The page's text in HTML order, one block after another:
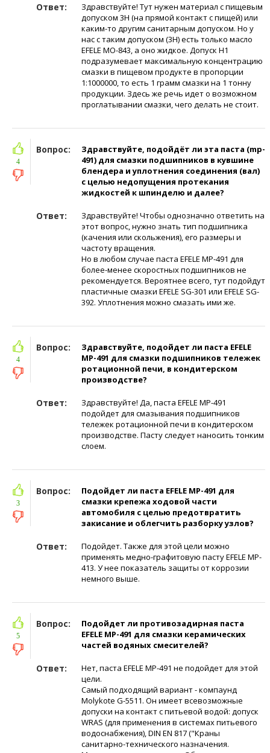
Ответ:
Здравствуйте! Тут нужен материал с пищевым
допуском 3Н (на прямой контакт с пищей) или
каким-то другим санитарным допуском. Но у
нас с таким допуском (3H) есть только масло
EFELE МО-843, а оно жидкое. Допуск Н1
подразумевает максимальную концентрацию
смазки в пищевом продукте в пропорции
1:1000000, то есть 1 грамм смазки на 1 тонну
продукции. Здесь же речь идет о возможном
проглатывании смазки, чего делать не стоит.
Вопрос:
Здравствуйте, подойдёт ли эта паста (mp-
491) для смазки подшипников в кувшине
блендера и уплотнения соединения (вал)
с целью недопущения протекания
жидкостей к шпинделю и далее?
Ответ:
Здравствуйте! Чтобы однозначно ответить на
этот вопрос, нужно знать тип подшипника
(качения или скольжения), его размеры и
частоту вращения.
Но в любом случае паста EFELE МР-491 для
более-менее скоростных подшипников не
рекомендуется. Вероятнее всего, тут подойдут
пластичные смазки EFELE SG-301 или EFELE SG-
392. Уплотнения можно смазать ими же.
4
Вопрос:
Здравствуйте, подойдет ли паста EFELE
MP-491 для смазки подшипников тележек
ротационной печи, в кондитерском
производстве?
Ответ:
Здравствуйте! Да, паста EFELE MP-491
подойдет для смазывания подшипников
тележек ротационной печи в кондитерском
производстве. Пасту следует наносить тонким
слоем.
4
Вопрос:
Подойдет ли паста EFELE MP-491 для
смазки крепежа ходовой части
автомобиля с целью предотвратить
закисание и облегчить разборку узлов?
Ответ:
Подойдет. Также для этой цели можно
применять медно-графитовую пасту EFELE MP-
413. У нее показатель защиты от коррозии
немного выше.
3
Вопрос:
Подойдет ли противозадирная паста
EFELE MP-491 для смазки керамических
частей водяных смесителей?
Ответ:
Нет, паста EFELE MP-491 не подойдет для этой
цели.
Самый подходящий вариант - компаунд
Molykote G-5511. Он имеет всевозможные
допуски на контакт с питьевой водой: допуск
WRAS (для применения в системах питьевого
водоснабжения), DIN EN 817 ("Краны
санитарно-технического назначения.
5